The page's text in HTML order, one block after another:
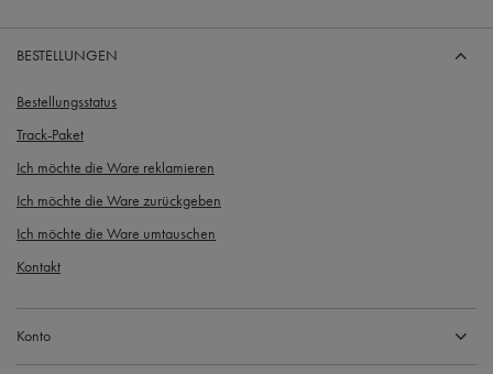
BESTELLUNGEN
Bestellungsstatus
Track-Paket
Ich möchte die Ware reklamieren
Ich möchte die Ware zurückgeben
Ich möchte die Ware umtauschen
Kontakt
Konto